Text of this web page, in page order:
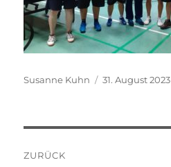
Autor
Susanne Kuhn
Veröffentlicht
31. August 2023
ZURÜCK